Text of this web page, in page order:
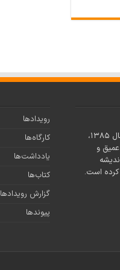
موسسه پژوهشی توسعه اجتماعی آفرینش از سال ۱۳۸۵،
و
کرده است.
رویدادها
کارگاه‌ها
یادداشت‌ها
کتاب‌ها
گزارش رویدادها
پیوندها